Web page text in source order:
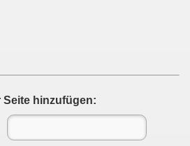
Seite hinzufügen: